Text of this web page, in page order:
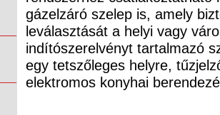
gázelzáró szelep is, amely
leválasztását a helyi vagy
indítószerelvényt tartalmazó
egy tetszőleges helyre,
elektromos konyhai